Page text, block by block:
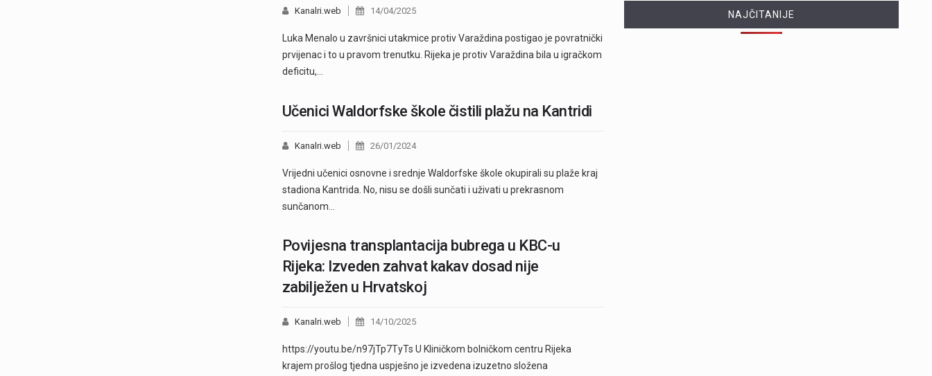
Kanalri.web 14/04/2025
Luka Menalo u završnici utakmice protiv Varaždina postigao je povratnički
prvijenac i to u pravom trenutku. Rijeka je protiv Varaždina bila u igračkom
deficitu,…
Učenici Waldorfske škole čistili plažu na Kantridi
Kanalri.web 26/01/2024
Vrijedni učenici osnovne i srednje Waldorfske škole okupirali su plaže kraj
stadiona Kantrida. No, nisu se došli sunčati i uživati u prekrasnom
sunčanom…
Povijesna transplantacija bubrega u KBC-u
Rijeka: Izveden zahvat kakav dosad nije
zabilježen u Hrvatskoj
Kanalri.web 14/10/2025
https://youtu.be/n97jTp7TyTs U Kliničkom bolničkom centru Rijeka
krajem prošlog tjedna uspješno je izvedena izuzetno složena
NAJČITANIJE